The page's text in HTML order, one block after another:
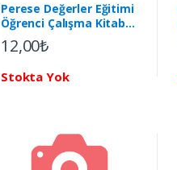
Perese Değerler Eğitimi
Öğrenci Çalışma Kitabı
8 Sabır
12,00₺
Stokta Yok